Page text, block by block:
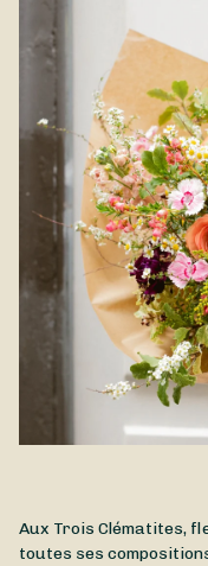
Aux Trois Clématites,
toutes ses